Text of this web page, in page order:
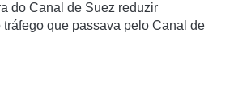
do Canal de Suez reduzir
que passava pelo Canal de